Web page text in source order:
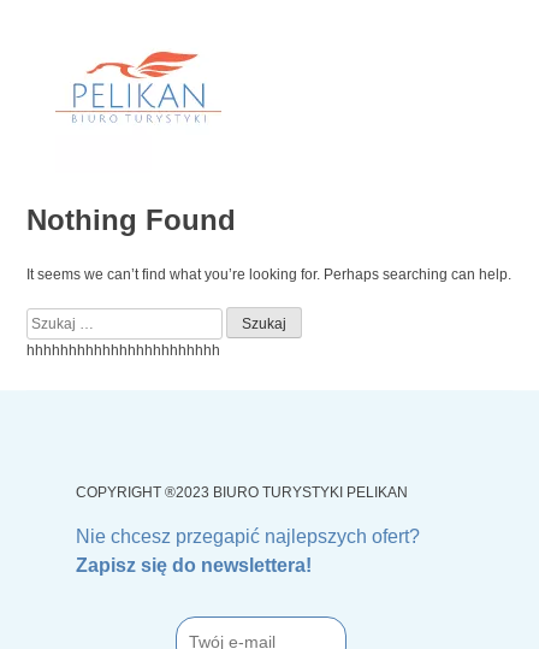
Nothing Found
It seems we can’t find what you’re looking for. Perhaps searching can help.
Szukaj:
hhhhhhhhhhhhhhhhhhhhhhh
Nie chcesz przegapić najlepszych ofert?
Zapisz się do newslettera!
COPYRIGHT ®2023 BIURO TURYSTYKI PELIKAN